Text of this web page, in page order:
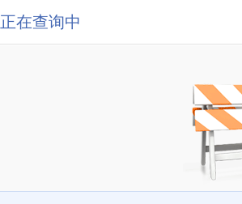
正在查询中